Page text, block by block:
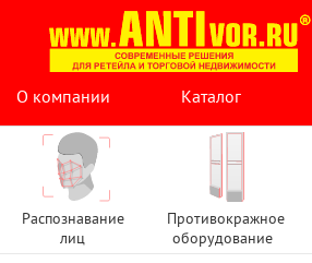
О компании
Каталог
Распознавание
лиц
Противокражное
оборудование